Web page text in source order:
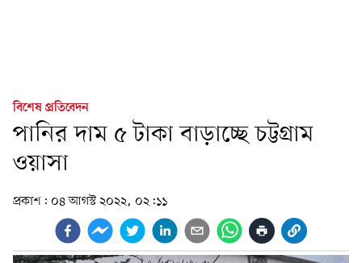
বিশেষ প্রতিবেদন
পানির দাম ৫ টাকা বাড়াচ্ছে চট্টগ্রাম
ওয়াসা
প্রকাশ: ০৪ আগস্ট ২০২২, ০২:১১